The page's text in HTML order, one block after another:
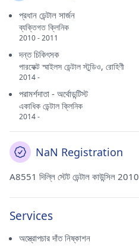
প্রধান ডেন্টাল সার্জন
ব্যক্তিগত ক্লিনিক
2010 - 2011
দন্ত চিকিৎসক
পারফেক্ট স্মাইলস ডেন্টাল স্টুডিও, রোহিণী
2014 -
পরামর্শদাতা - অর্থোডন্টিস্ট
একাধিক ডেন্টাল ক্লিনিক
2014 -
NaN Registration
A8551 দিল্লি স্টেট ডেন্টাল কাউন্সিল 2010
Services
অস্ত্রোপচার দাঁত নিষ্কাশন